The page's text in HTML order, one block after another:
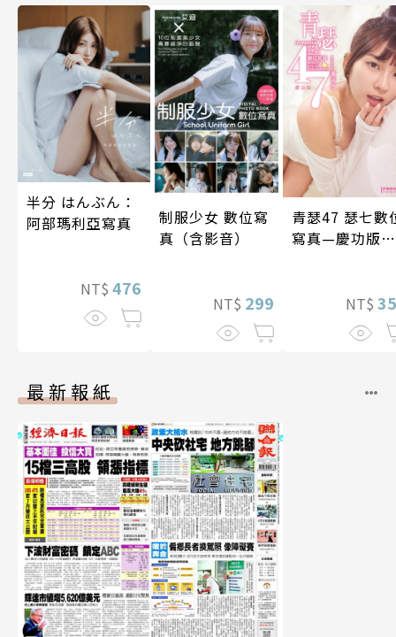
半分 はんぶん：
阿部瑪利亞寫真
NT$ 476
制服少女 數位寫
真（含影音）
NT$ 299
青瑟47 瑟七數
寫真—慶功版
NT$
最新報紙